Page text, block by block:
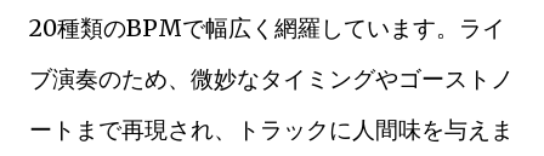
20種類のBPMで幅広く網羅しています。ライ
ブ演奏のため、微妙なタイミングやゴーストノ
ートまで再現され、トラックに人間味を与えま